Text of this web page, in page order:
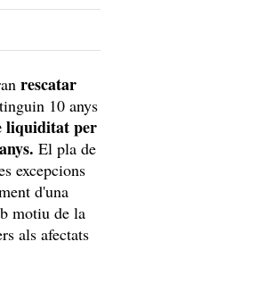
rescatar
10 anys
liquiditat per
El pla de
excepcions
d'una
motiu de la
als afectats